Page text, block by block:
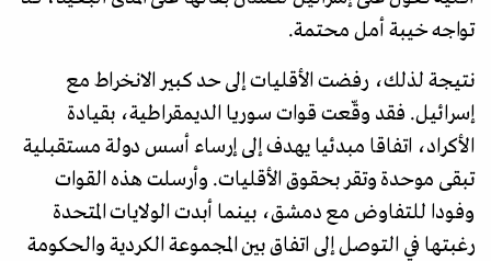
تواجه خيبة أمل محتمة.
نتيجة لذلك، رفضت الأقليات إلى حد كبير الانخراط مع
إسرائيل. فقد وقّعت قوات سوريا الديمقراطية، بقيادة
الأكراد، اتفاقا مبدئيا يهدف إلى إرساء أسس دولة مستقبلية
تبقى موحدة وتقر بحقوق الأقليات. وأرسلت هذه القوات
وفودا للتفاوض مع دمشق، بينما أبدت الولايات المتحدة
رغبتها في التوصل إلى اتفاق بين المجموعة الكردية والحكومة